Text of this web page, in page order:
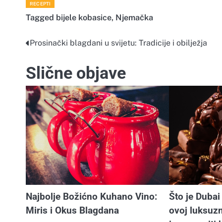
RECEPTI
Tagged bijele kobasice, Njemačka
Navigacija
objava
Prosinački blagdani u svijetu: Tradicije i obilježja
Slične objave
Najbolje Božićno Kuhano Vino:
Miris i Okus Blagdana
Što je
ovoj